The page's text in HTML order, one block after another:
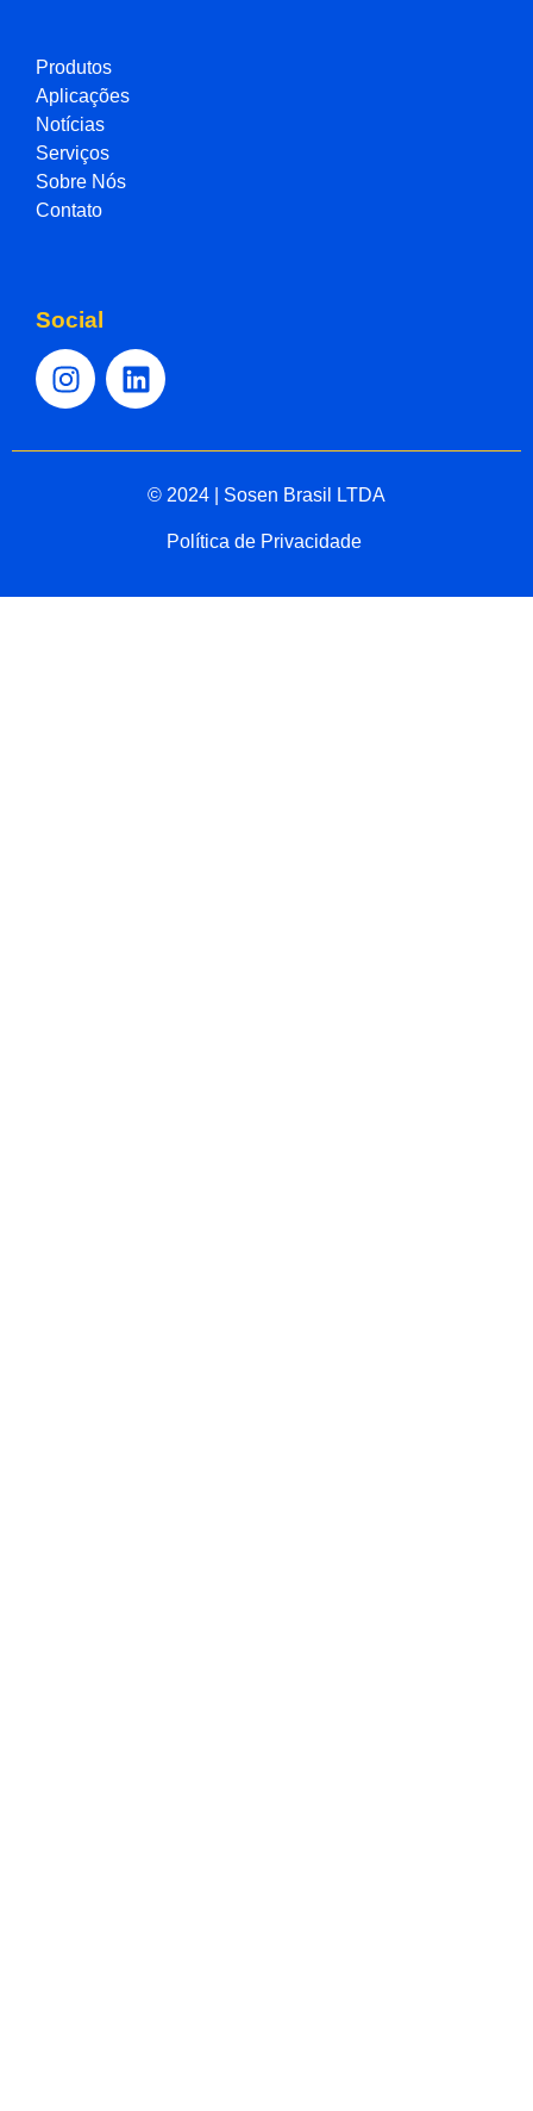
Produtos
Aplicações
Notícias
Serviços
Sobre Nós
Contato
Social
© 2024 | Sosen Brasil LTDA
Política de Privacidade